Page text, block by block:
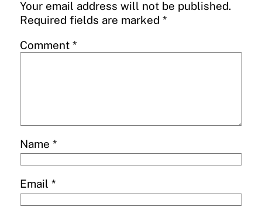
Your email address will not be published.
Required fields are marked *
Comment *
Name *
Email *